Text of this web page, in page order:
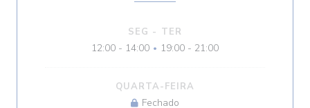
SEG - TER
12:00 - 14:00 • 19:00 - 21:00
QUARTA-FEIRA
Fechado